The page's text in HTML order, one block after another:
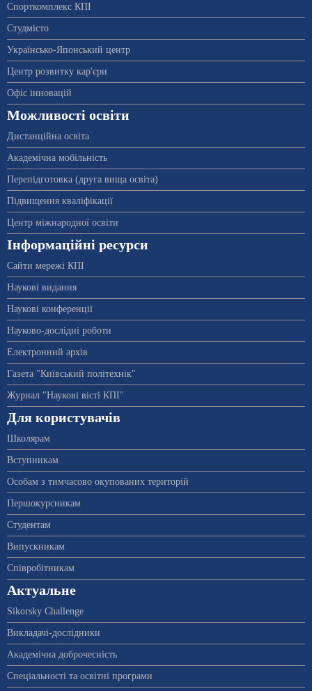
Спорткомплекс КПІ
Студмісто
Українсько-Японський центр
Центр розвитку кар'єри
Офіс інновацій
Можливості освіти
Дистанційна освіта
Академічна мобільність
Перепідготовка (друга вища освіта)
Підвищення кваліфікації
Центр міжнародної освіти
Інформаційні ресурси
Сайти мережі КПІ
Наукові видання
Наукові конференції
Науково-дослідні роботи
Електронний архів
Газета "Київський політехнік"
Журнал "Наукові вісті КПІ"
Для користувачів
Школярам
Вступникам
Особам з тимчасово окупованих територій
Першокурсникам
Студентам
Випускникам
Співробітникам
Актуальне
Sikorsky Challenge
Викладачі-дослідники
Академічна доброчесність
Спеціальності та освітні програми